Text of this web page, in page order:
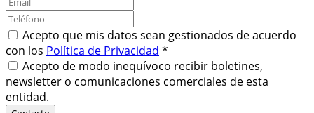
Acepto que mis datos sean gestionados de acuerdo
con los Política de Privacidad *
Acepto de modo inequívoco recibir boletines,
newsletter o comunicaciones comerciales de esta
entidad.